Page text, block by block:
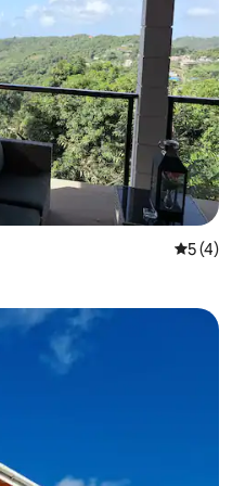
Vidutinis
5 (4)